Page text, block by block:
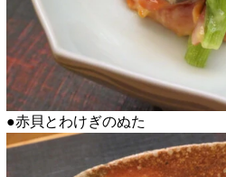
●赤貝とわけぎのぬた